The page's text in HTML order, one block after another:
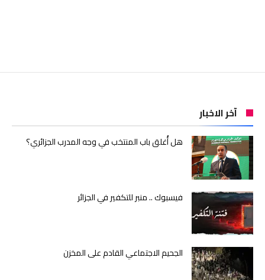
آخر الاخبار
هل أُغلق باب المنتخب في وجه المدرب الجزائري؟
فيسبوك .. منبر للتكفير في الجزائر
الجحيم الاجتماعي القادم على المخزن